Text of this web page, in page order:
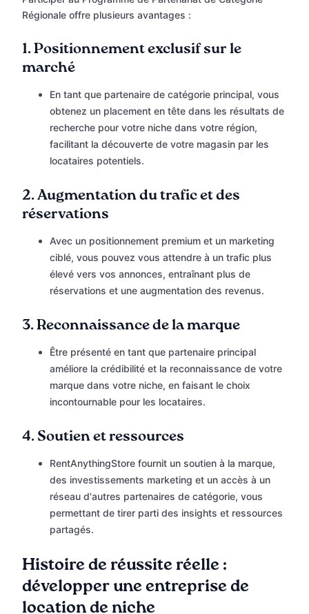
Régionale offre plusieurs avantages :
1.Positionnement exclusif sur le
marché
En tant que partenaire de catégorie principal, vous
obtenez un placement en tête dans les résultats de
recherche pour votre niche dans votre région,
facilitant la découverte de votre magasin par les
locataires potentiels.
2.Augmentation du trafic et des
réservations
Avec un positionnement premium et un marketing
ciblé, vous pouvez vous attendre à un trafic plus
élevé vers vos annonces, entraînant plus de
réservations et une augmentation des revenus.
3.Reconnaissance de la marque
Être présenté en tant que partenaire principal
améliore la crédibilité et la reconnaissance de votre
marque dans votre niche, en faisant le choix
incontournable pour les locataires.
4. Soutien et ressources
RentAnythingStore fournit un soutien à la marque,
des investissements marketing et un accès à un
réseau d'autres partenaires de catégorie, vous
permettant de tirer parti des insights et ressources
partagés.
Histoire de réussite réelle :
développer une entreprise de
location de niche